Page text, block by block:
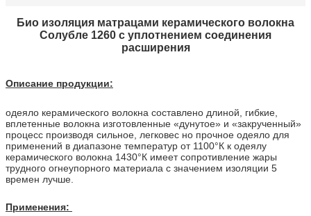
Био изоляция матрацами керамического волокна
Солубле 1260 с уплотнением соединения
расширения
Описание продукции:
одеяло керамического волокна составлено длиной, гибкие,
вплетенные волокна изготовленные «дунутое» и «закрученный»
процесс производя сильное, легковес но прочное одеяло для
применений в диапазоне температур от 1100°К к одеялу
керамического волокна 1430°К имеет сопротивление жары
трудного огнеупорного материала с значением изоляции 5
времен лучше.
Применения: